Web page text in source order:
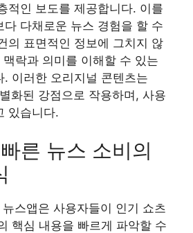
적인 보도를 제공합니다. 이를
다 다채로운 뉴스 경험을 할 수
의 표면적인 정보에 그치지 않
락과 의미를 이해할 수 있는
. 이러한 오리지널 콘텐츠는
화된 강점으로 작용하며, 사용
있습니다.
른 뉴스 소비의
스앱은 사용자들이 인기 쇼츠
핵심 내용을 빠르게 파악할 수